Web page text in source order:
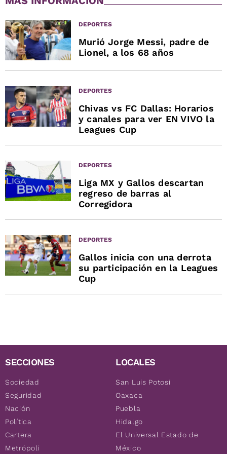
DEPORTES
Murió Jorge Messi, padre de
Lionel, a los 68 años
DEPORTES
Chivas vs FC Dallas: Horarios
y canales para ver EN VIVO la
Leagues Cup
DEPORTES
Liga MX y Gallos descartan
regreso de barras al
Corregidora
DEPORTES
Gallos inicia con una derrota
su participación en la Leagues
Cup
SECCIONES
Sociedad
Seguridad
Nación
Política
Cartera
Metrópoli
LOCALES
San Luis Potosí
Oaxaca
Puebla
Hidalgo
El Universal Estado de
México